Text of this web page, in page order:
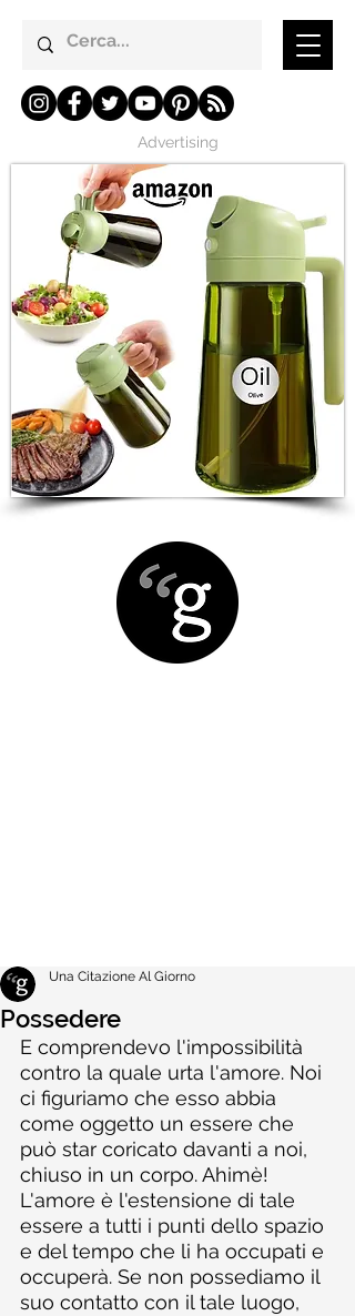
Advertising
Possedere
Una Citazione Al Giorno
E comprendevo l'impossibilità
contro la quale urta l'amore. Noi
ci figuriamo che esso abbia
come oggetto un essere che
può star coricato davanti a noi,
chiuso in un corpo. Ahimè!
L'amore è l'estensione di tale
essere a tutti i punti dello spazio
e del tempo che li ha occupati e
occuperà. Se non possediamo il
suo contatto con il tale luogo,